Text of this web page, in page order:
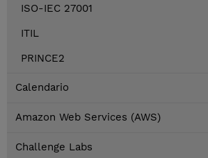
ISO-IEC 27001
ITIL
PRINCE2
Calendario
Amazon Web Services (AWS)
Challenge Labs